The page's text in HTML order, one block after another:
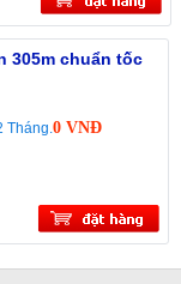
305m chuẩn tốc
Tháng.0 VNĐ